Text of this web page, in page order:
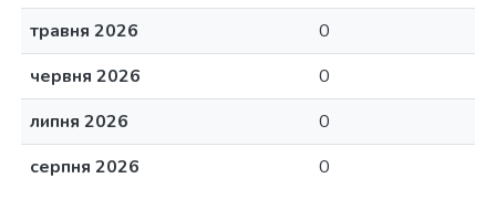
травня 2026
0
червня 2026
0
липня 2026
0
серпня 2026
0